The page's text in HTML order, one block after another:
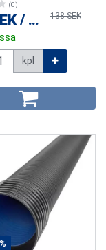
(0)
/ kpl 138 SEK
kpl